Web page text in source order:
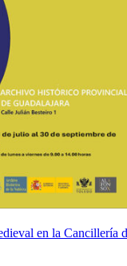
en la Cancillería